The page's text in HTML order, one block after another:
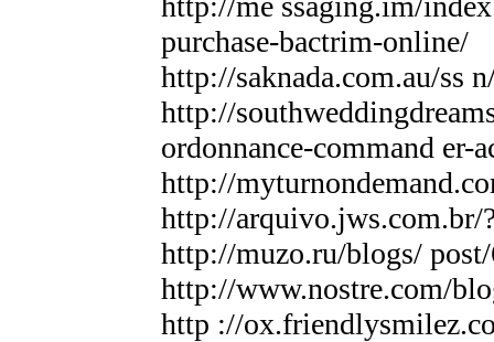
purchase-bactrim-online/
http://saknada.com.au/ss
http://
ordonnance-command
http://
http://
http://muzo.ru/blogs/
http://www.nostre.com/
http ://